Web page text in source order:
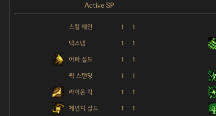
Active SP
스킬 체인 1 1
백스텝 1 1
어퍼 실드 1 1
퀵 스탠딩 1 1
라이온 킥 1 1
체인지 실드 1 1